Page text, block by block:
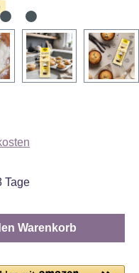
Tage
gewünschten
Warenkorb